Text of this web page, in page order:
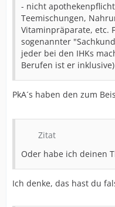
- nicht
Teemischungen,
Vitaminpräparate, etc.
sogenannter
jeder bei den IHKs
Berufen ist er inklusive)
PkA´s haben den zum
Zitat
Oder habe ich deinen
Ich denke, das hast du